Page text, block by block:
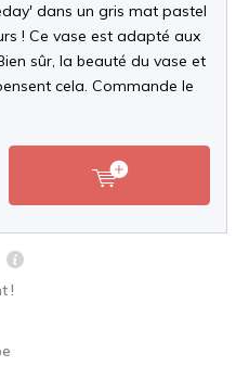
dans un gris mat pastel
! Ce vase est adapté aux
sûr, la beauté du vase et
cela. Commande le
!